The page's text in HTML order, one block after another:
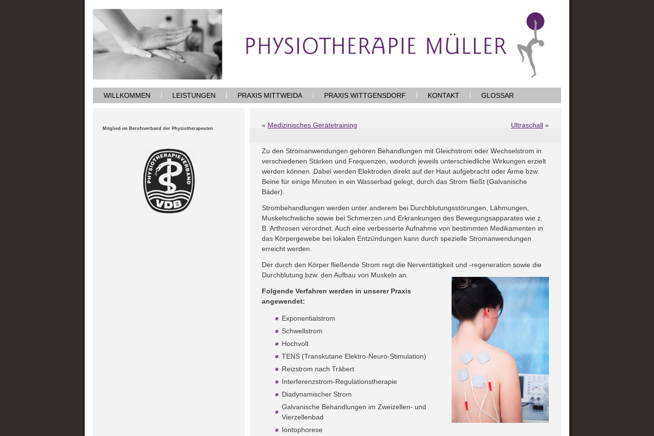
WILLKOMMEN LEISTUNGEN PRAXIS MITTWEIDA PRAXIS WITTGENSDORF KONTAKT GLOSSAR
Mitglied im Berufsverband der Physiotherapeuten « Medizinisches Gerätetraining Ultraschall »
Zu den Stromanwendungen gehören Behandlungen mit Gleichstrom oder Wechselstrom in
verschiedenen Stärken und Frequenzen, wodurch jeweils unterschiedliche Wirkungen erzielt
werden können. Dabei werden Elektroden direkt auf der Haut aufgebracht oder Arme bzw.
Beine für einige Minuten in ein Wasserbad gelegt, durch das Strom fließt (Galvanische
Bäder).
Strombehandlungen werden unter anderem bei Durchblutungsstörungen, Lähmungen,
Muskelschwäche sowie bei Schmerzen und Erkrankungen des Bewegungsapparates wie z.
B. Arthrosen verordnet. Auch eine verbesserte Aufnahme von bestimmten Medikamenten in
das Körpergewebe bei lokalen Entzündungen kann durch spezielle Stromanwendungen
erreicht werden.
Der durch den Körper fließende Strom regt die Nerventätigkeit und -regeneration sowie die
Durchblutung bzw. den Aufbau von Muskeln an.
Folgende Verfahren werden in unserer Praxis
angewendet:
Exponentialstrom
Schwellstrom
Hochvolt
TENS (Transkutane Elektro-Neuro-Stimulation)
Reizstrom nach Träbert
Interferenzstrom-Regulationstherapie
Diadynamischer Strom
Galvanische Behandlungen im Zweizellen- und
Vierzellenbad
Iontophorese